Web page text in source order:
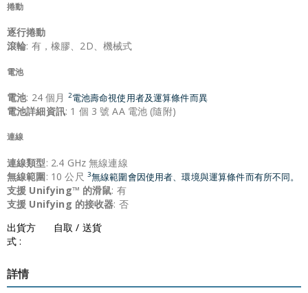
捲動
逐行捲動
滾輪: 有，橡膠、2D、機械式
電池
電池: 24 個月 2電池壽命視使用者及運算條件而異
電池詳細資訊: 1 個 3 號 AA 電池 (隨附)
連線
連線類型: 2.4 GHz 無線連線
無線範圍: 10 公尺 3無線範圍會因使用者、環境與運算條件而有所不同。
支援 Unifying™ 的滑鼠: 有
支援 Unifying 的接收器: 否
出貨方
式 :
自取 / 送貨
詳情